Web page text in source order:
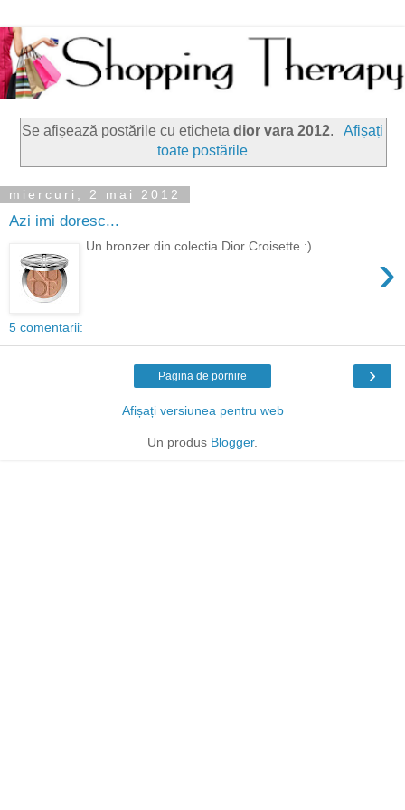
Se afișează postările cu etichetadior vara 2012.
Afișați
toate postările
miercuri, 2 mai 2012
Azi imi doresc...
›
Un bronzer din colectia Dior Croisette :)
5 comentarii:
›
Pagina de pornire
Afișați versiunea pentru web
Un produs Blogger.